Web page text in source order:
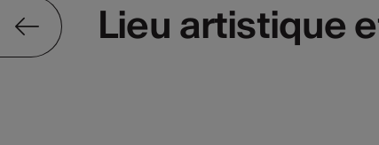
Lieu artistique